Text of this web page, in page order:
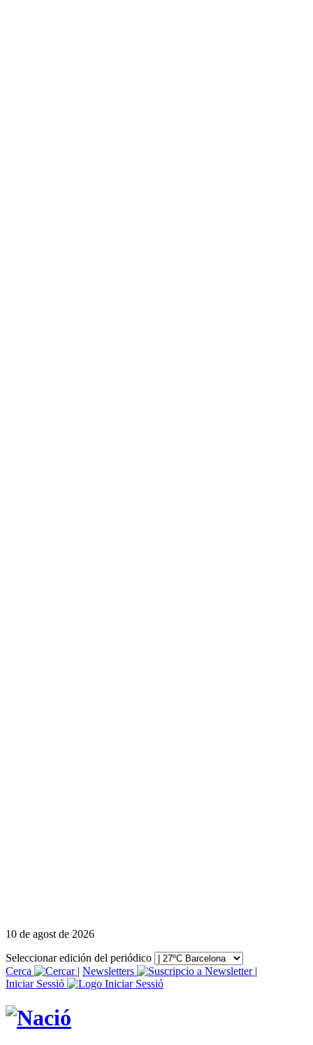
10 de agost de 2026
Seleccionar edición del periódico
Cerca
| Newsletters
|
Iniciar Sessió